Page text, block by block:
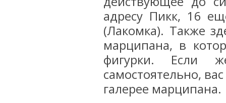
адресу Пикк, 16
(Лакомка). Также
марципана, в
фигурки. Если
самостоятельно,
галерее марципана.